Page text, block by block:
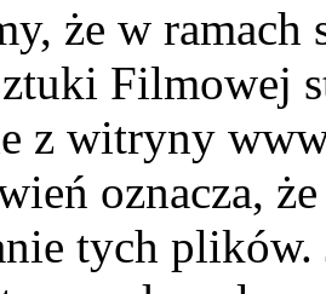
że w ramach
Filmowej
z witryny
oznacza,
tych plików.